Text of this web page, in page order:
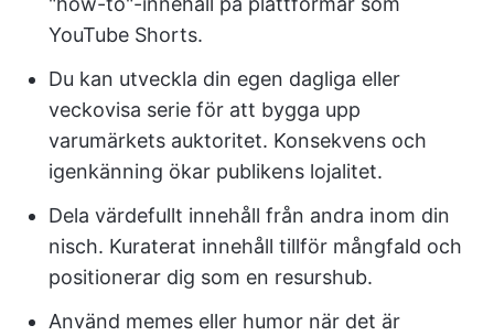
YouTube Shorts.
Du kan utveckla din egen dagliga eller
veckovisa serie för att bygga upp
varumärkets auktoritet. Konsekvens och
igenkänning ökar publikens lojalitet.
Dela värdefullt innehåll från andra inom din
nisch. Kuraterat innehåll tillför mångfald och
positionerar dig som en resurshub.
Använd memes eller humor när det är